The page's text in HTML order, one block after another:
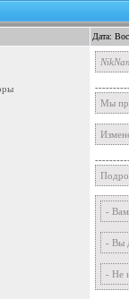
Дата:
Мы
- Вам
- Вы
- Не